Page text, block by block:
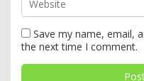
Save my name, email,
the next time I comment.